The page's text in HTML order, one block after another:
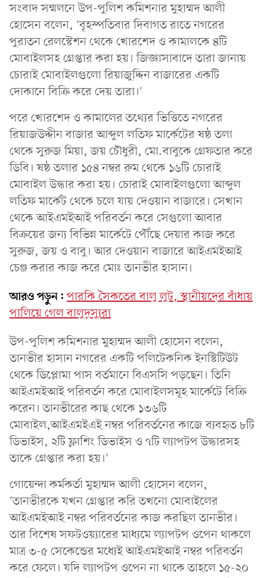
সংবাদ সম্মলনে উপ-পুলিশ কমিশনার মুহাম্মদ আলী
হোসেন বলেন, 'বৃহস্পতিবার দিবাগত রাতে নগরের
পুরাতন রেলস্টেশন থেকে খোরশেদ ও কামালকে ৪টি
মোবাইলসহ গ্রেপ্তার করা হয়। জিজ্ঞাসাবাদে তারা জানায়
চোরাই মোবাইলগুলো রিয়াজুদ্দিন বাজারের একটি
দোকানে বিক্রি করে দেয় তারা।'
পরে খোরশেদ ও কামালের তথ্যের ভিত্তিতে নগরের
রিয়াজউদ্দীন বাজার আব্দুল লতিফ মার্কেটের ষষ্ঠ তলা
থেকে সুরুজ মিয়া, জয় চৌধুরী, মো.বাবুকে গ্রেফতার করে
ডিবি। ষষ্ঠ তলার ১৫৪ নম্বর রুম থেকে ১৬টি চোরাই
মোবাইল উদ্ধার করা হয়। চোরাই মোবাইলগুলো আব্দুল
লতিফ মার্কেট থেকে চলে যায় দেওয়ান বাজারে। সেখান
থেকে আইএমইআই পরিবর্তন করে সেগুলো আবার
বিক্রয়ের জন্য বিভিন্ন মার্কেটে পৌঁছে দেয়ার কাজ করে
সুরুজ, জয় ও বাবু। আর দেওয়ান বাজারে আইএমইআই
চেঞ্জ করার কাজ করে মোঃ তানভীর হাসান।
আরও পড়ুন: পারকি সৈকতের বালু লুট, স্থানীয়দের বাঁধায়
পালিয়ে গেল বালুদস্যুরা
উপ-পুলিশ কমিশনার মুহাম্মদ আলী হোসেন বলেন,
তানভীর হাসান নগরের একটি পলিটেকনিক ইনস্টিটিউট
থেকে ডিপ্লোমা পাস বর্তমানে বিএসসি পড়ছেন। তিনি
আইএমইআই পরিবর্তন করে মোবাইলসমূহ মার্কেটে বিক্রি
করেন। তানভীরের কাছ থেকে ১৩৬টি
মোবাইল,আইএমইএই নম্বর পরিবর্তনের কাজে ব্যবহৃত ৮টি
ডিভাইস, ২টি ফ্লাশিং ডিভাইস ও ৭টি ল্যাপটপ উদ্ধারসহ
তাকে গ্রেপ্তার করা হয়।'
গোয়েন্দা কর্মকর্তা মুহাম্মদ আলী হোসেন বলেন,
'তানভীরকে যখন গ্রেপ্তার করি তখনো মোবাইলের
আইএমইআই নম্বর পরিবর্তনের কাজ করছিল তানভীর।
তার বিশেষ সফটওয়্যারের মাধ্যমে ল্যাপটপ ওপেন থাকলে
মাত্র ৩-৫ সেকেন্ডের মধ্যেই আইএমইআই নম্বর পরিবর্তন
করে ফেলে। যদি ল্যাপটপ ওপেন না থাকে তাহলে ১৫-২০